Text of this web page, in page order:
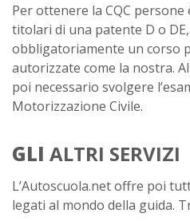
Per ottenere la CQC persone
titolari di una patente D o
obbligatoriamente un corso
autorizzate come la nostra.
poi necessario svolgere
Motorizzazione Civile.
GLI ALTRI SERVIZI
L’Autoscuola.net offre poi
legati al mondo della guida.